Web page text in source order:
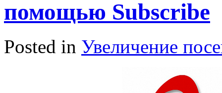
помощью Subscribe
Posted in Увеличение